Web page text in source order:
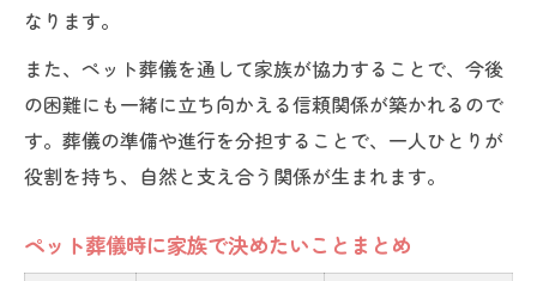
なります。
また、ペット葬儀を通して家族が協力することで、今後
の困難にも一緒に立ち向かえる信頼関係が築かれるので
す。葬儀の準備や進行を分担することで、一人ひとりが
役割を持ち、自然と支え合う関係が生まれます。
ペット葬儀時に家族で決めたいことまとめ